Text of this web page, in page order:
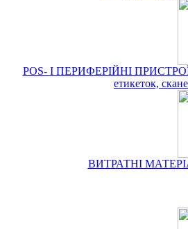
POS- І ПЕРИФЕРІЙНІ ПРИСТРОЇ:
етикеток,
ВИТРАТНІ